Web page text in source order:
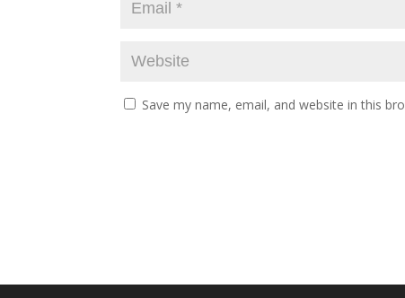
Save my name, email, and website in this